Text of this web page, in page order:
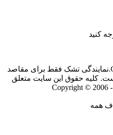
کنید
استفاده از مطالب اینترنتی COM.نمایندگی تشک فقط برای مقاصد
است. کلیه حقوق این سایت متعلق
Copyright © 2006
همه